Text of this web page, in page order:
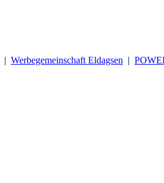
| Werbegemeinschaft Eldagsen |